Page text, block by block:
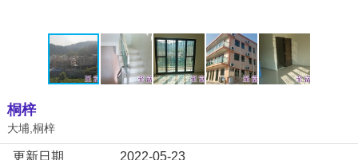
桐梓
大埔,桐梓
更新日期
2022-05-23